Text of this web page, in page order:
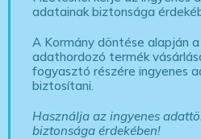
adatainak biztonsága
A Kormány döntése alapján
adathordozó termék
fogyasztó részére ingyenes
biztosítani.
Használja az ingyenes
biztonsága érdekében!